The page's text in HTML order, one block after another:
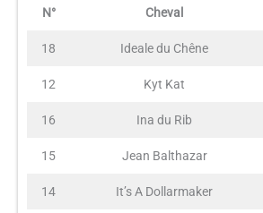
N° Cheval
18 Ideale du Chêne
12 Kyt Kat
16 Ina du Rib
15 Jean Balthazar
14 It’s A Dollarmaker